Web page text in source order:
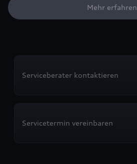
Mehr erfahren
Serviceberater kontaktieren
Servicetermin vereinbaren